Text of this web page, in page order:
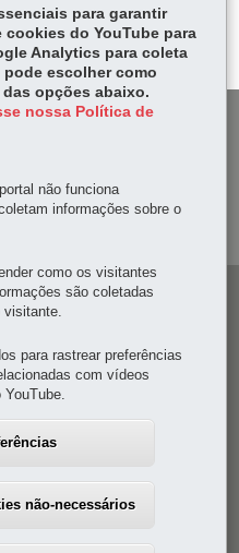
itt
er
Ap
p
-80520-174-Curitiba
5000
para garantir
do YouTube para
Analytics para coleta
escolher como
opções abaixo.
nossa Política de
não funciona
informações sobre o
como os visitantes
são coletadas
visitante.
para rastrear preferências
com vídeos
não-necessários